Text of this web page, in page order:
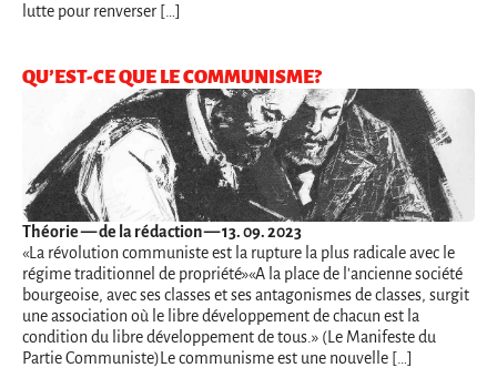
lutte pour renverser […]
QU’EST-CE QUE LE COMMUNISME?
Théorie— de la rédaction — 13. 09. 2023
«La révolution communiste est la rupture la plus radicale avec le
régime traditionnel de propriété»«A la place de l'ancienne société
bourgeoise, avec ses classes et ses antagonismes de classes, surgit
une association où le libre développement de chacun est la
condition du libre développement de tous.» (Le Manifeste du
Partie Communiste)Le communisme est une nouvelle […]